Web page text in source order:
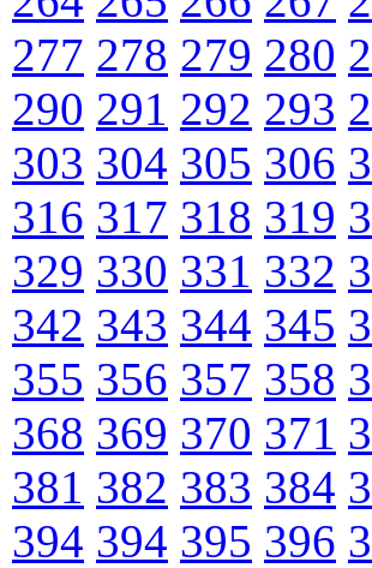
277 278 279 280
290 291 292 293
303 304 305 306
316 317 318 319
329 330 331 332
342 343 344 345
355 356 357 358
368 369 370 371
381 382 383 384
394 394 395 396